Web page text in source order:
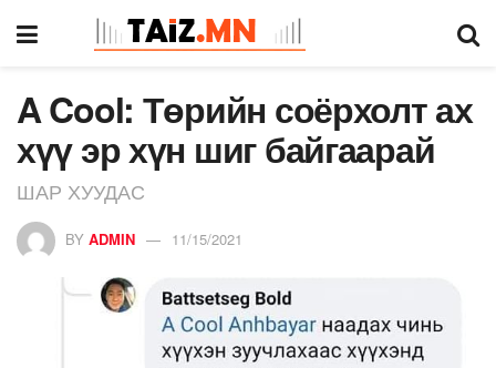
A Cool: Төрийн соёрхолт ах
хүү эр хүн шиг байгаарай
ШАР ХУУДАС
BY ADMIN 11/15/2021